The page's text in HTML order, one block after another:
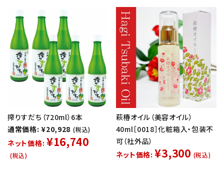
搾りすだち（720ml）6本
通常価格: ¥20,928 (税込)
ネット価格: ¥16,740
(税込)
萩椿オイル（美容オイル）
40ml［0018］化粧箱入・包装不
可（社外品）
ネット価格: ¥3,300 (税込)